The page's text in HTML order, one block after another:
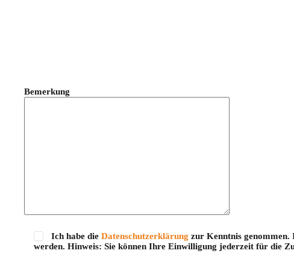
Bemerkung
Ich habe dieDatenschutzerklärung zur Kenntnis genommen.
werden. Hinweis: Sie können Ihre Einwilligung jederzeit für die